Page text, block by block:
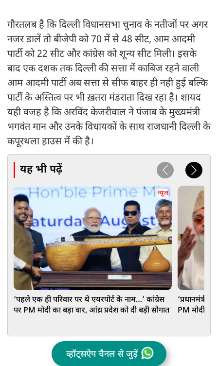
गौरतलब है कि दिल्ली विधानसभा चुनाव के नतीजों पर अगर
नजर डालें तो बीजेपी को 70 में से 48 सीट, आम आदमी
पार्टी को 22 सीट और कांग्रेस को शून्य सीट मिली। इसके
बाद एक दशक तक दिल्ली की सत्ता में काबिज रहने वाली
आम आदमी पार्टी अब सत्ता से सीफ बाहर ही नही हुई बल्कि
पार्टी के अस्तित्व पर भी ख़तरा मंडराता दिख रहा है। शायद
यही वजह है कि अरविंद केजरीवाल ने पंजाब के मुख्यमंत्री
भगवंत मान और उनके विधायकों के साथ राजधानी दिल्ली के
कपूरथला हाउस में की है।
यह भी पढ़ें
न्यूज
‘पहले एक ही परिवार पर थे एयरपोर्ट के नाम…’ कांग्रेस
पर PM मोदी का बड़ा वार, आंध्र प्रदेश को दी बड़ी सौगात
PM मोदी
व्हॉट्सऐप चैनल से जुड़ें